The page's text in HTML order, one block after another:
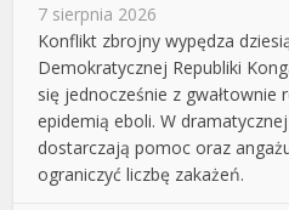
7 sierpnia 2026
Konflikt zbrojny wypędza
Demokratycznej Republiki
się jednocześnie z gwałtownie
epidemią eboli. W
dostarczają pomoc oraz
ograniczyć liczbę zakażeń.